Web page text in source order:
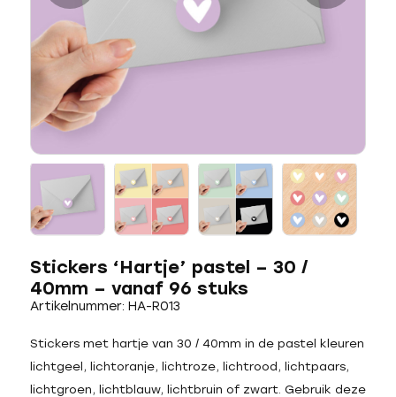
Stickers ‘Hartje’ pastel – 30 /
40mm – vanaf 96 stuks
Artikelnummer: HA-R013
Stickers met hartje van 30 / 40mm in de pastel kleuren
lichtgeel, lichtoranje, lichtroze, lichtrood, lichtpaars,
lichtgroen, lichtblauw, lichtbruin of zwart. Gebruik deze